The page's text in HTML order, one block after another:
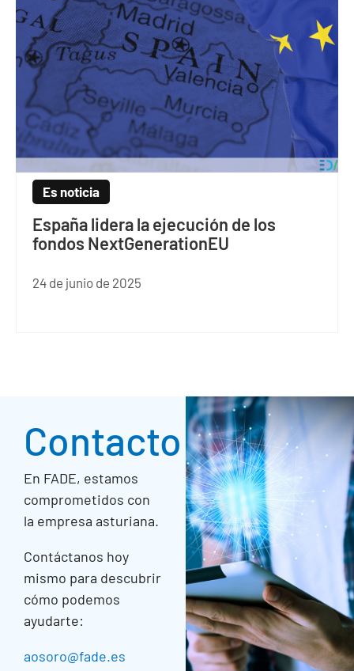
Es noticia
España lidera la ejecución de los
fondos NextGenerationEU
24 de junio de 2025
Contacto
En FADE, estamos
comprometidos con
la empresa asturiana.
Contáctanos hoy
mismo para descubrir
cómo podemos
ayudarte:
aosoro@fade.es